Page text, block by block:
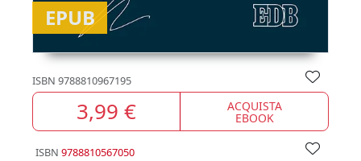
EPUB
ISBN 9788810967195
3,99 € ACQUISTA
EBOOK
ISBN 9788810567050